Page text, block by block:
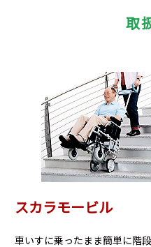
取
スカラモービル
車いすに乗ったまま簡単に階